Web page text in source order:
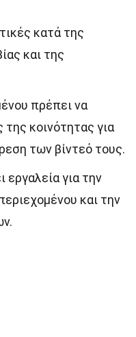
κατά της
και της
πρέπει να
της κοινότητας για
των βίντεό τους.
εργαλεία για την
και την